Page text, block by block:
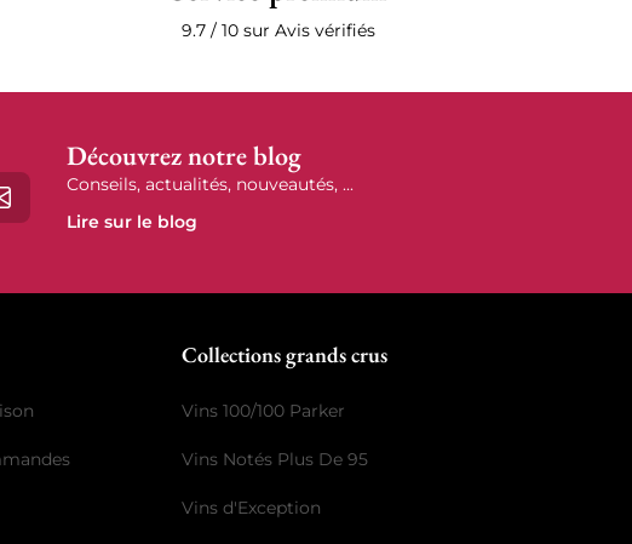
9.7 / 10 sur Avis vérifiés
Découvrez notre blog
Conseils, actualités, nouveautés, ...
Lire sur le blog
Collections grands crus
Vins 100/100 Parker
Vins Notés Plus De 95
Vins d'Exception